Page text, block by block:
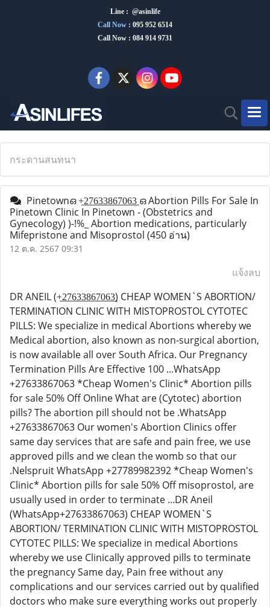
Line : @asinlife
Call Now : 095 952 6514
Call Now : 084 914 9731
กระดานสนทนา
Pinetownഒ +̲2̲7̲6̲3̲3̲8̲6̲7̲0̲6̲3̲ ഒ Abortion Pills For Sale In
Pinetown Clinic In Pinetown - (Obstetrics and
Gynecology) )-!%_ Abortion medications, particularly
Mifepristone and Misoprostol (450 อ่าน)
12 ต.ค. 2567 09:31
แจ้งลบ
DR ANEIL (+̲2̲7̲6̲3̲3̲8̲6̲7̲0̲6̲3̲) CHEAP WOMEN`S ABORTION/
TERMINATION CLINIC WITH MISTOPROSTOL CYTOTEC
PILLS: We specialize in medical Abortions whereby we
Medical abortion, also known as non-surgical abortion,
is now available all over South Africa. Our Pregnancy
Termination Pills Are Effective 100 ...WhatsApp
+27633867063 *Cheap Women's Clinic* Abortion pills
for sale 50% Off Online What are (Cytotec) abortion
pills? The abortion pill should not be .WhatsApp
+27633867063 Our women's Abortion Clinics offer
same day services that are safe and pain free, we use
approved pills and we clean the womb so that our
.Nelspruit WhatsApp +27789982392 *Cheap Women's
Clinic* Abortion pills for sale 50% Off misoprostol, are
usually used in order to terminate ...DR Aneil
(WhatsApp+27633867063) CHEAP WOMEN`S
ABORTION/ TERMINATION CLINIC WITH MISTOPROSTOL
CYTOTEC PILLS: We specialize in medical Abortions
whereby we use Clinically approved pills to terminate
the pregnancy Same day, Pain free without any
complications and our services carried out by qualified
doctors who make sure everything works out properly